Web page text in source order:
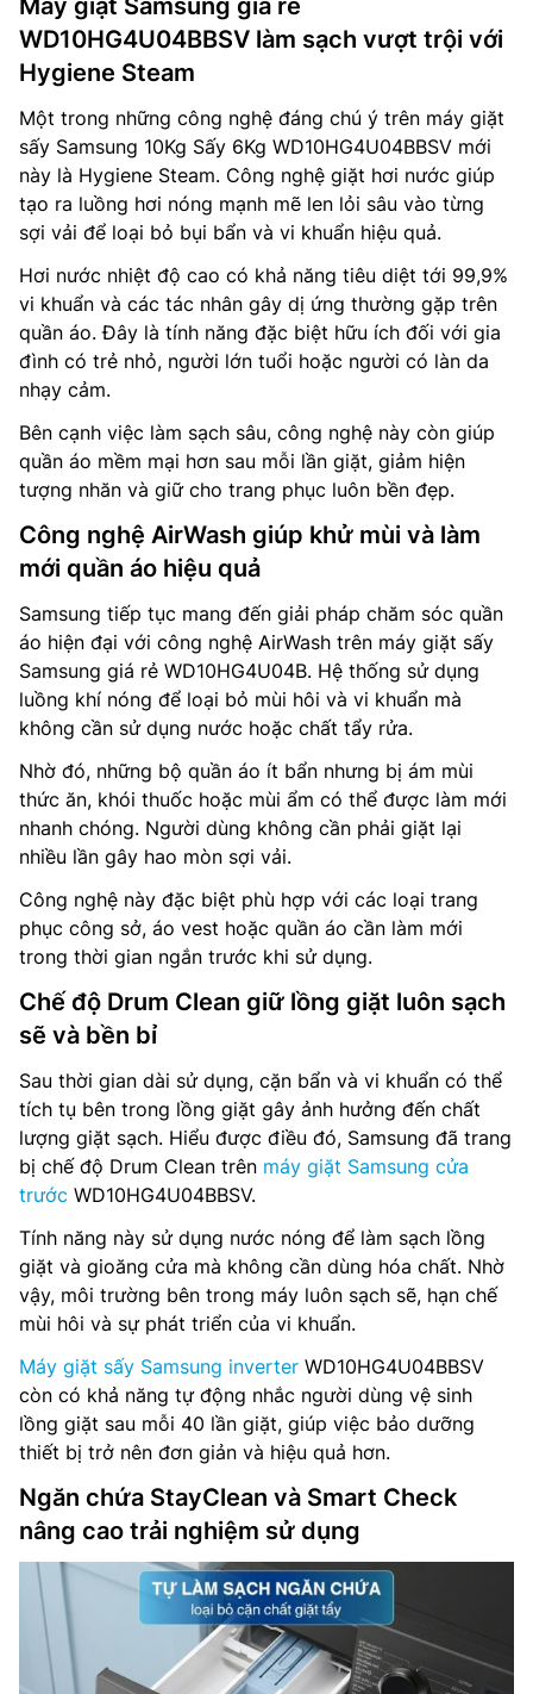
Máy giặt Samsung giá rẻ
WD10HG4U04BBSV làm sạch vượt trội với
Hygiene Steam
Một trong những công nghệ đáng chú ý trên máy giặt
sấy Samsung 10Kg Sấy 6Kg WD10HG4U04BBSV mới
này là Hygiene Steam. Công nghệ giặt hơi nước giúp
tạo ra luồng hơi nóng mạnh mẽ len lỏi sâu vào từng
sợi vải để loại bỏ bụi bẩn và vi khuẩn hiệu quả.
Hơi nước nhiệt độ cao có khả năng tiêu diệt tới 99,9%
vi khuẩn và các tác nhân gây dị ứng thường gặp trên
quần áo. Đây là tính năng đặc biệt hữu ích đối với gia
đình có trẻ nhỏ, người lớn tuổi hoặc người có làn da
nhạy cảm.
Bên cạnh việc làm sạch sâu, công nghệ này còn giúp
quần áo mềm mại hơn sau mỗi lần giặt, giảm hiện
tượng nhăn và giữ cho trang phục luôn bền đẹp.
Công nghệ AirWash giúp khử mùi và làm
mới quần áo hiệu quả
Samsung tiếp tục mang đến giải pháp chăm sóc quần
áo hiện đại với công nghệ AirWash trên máy giặt sấy
Samsung giá rẻ WD10HG4U04B. Hệ thống sử dụng
luồng khí nóng để loại bỏ mùi hôi và vi khuẩn mà
không cần sử dụng nước hoặc chất tẩy rửa.
Nhờ đó, những bộ quần áo ít bẩn nhưng bị ám mùi
thức ăn, khói thuốc hoặc mùi ẩm có thể được làm mới
nhanh chóng. Người dùng không cần phải giặt lại
nhiều lần gây hao mòn sợi vải.
Công nghệ này đặc biệt phù hợp với các loại trang
phục công sở, áo vest hoặc quần áo cần làm mới
trong thời gian ngắn trước khi sử dụng.
Chế độ Drum Clean giữ lồng giặt luôn sạch
sẽ và bền bỉ
Sau thời gian dài sử dụng, cặn bẩn và vi khuẩn có thể
tích tụ bên trong lồng giặt gây ảnh hưởng đến chất
lượng giặt sạch. Hiểu được điều đó, Samsung đã trang
bị chế độ Drum Clean trên máy giặt Samsung cửa
trước WD10HG4U04BBSV.
Tính năng này sử dụng nước nóng để làm sạch lồng
giặt và gioăng cửa mà không cần dùng hóa chất. Nhờ
vậy, môi trường bên trong máy luôn sạch sẽ, hạn chế
mùi hôi và sự phát triển của vi khuẩn.
Máy giặt sấy Samsung inverter WD10HG4U04BBSV
còn có khả năng tự động nhắc người dùng vệ sinh
lồng giặt sau mỗi 40 lần giặt, giúp việc bảo dưỡng
thiết bị trở nên đơn giản và hiệu quả hơn.
Ngăn chứa StayClean và Smart Check
nâng cao trải nghiệm sử dụng